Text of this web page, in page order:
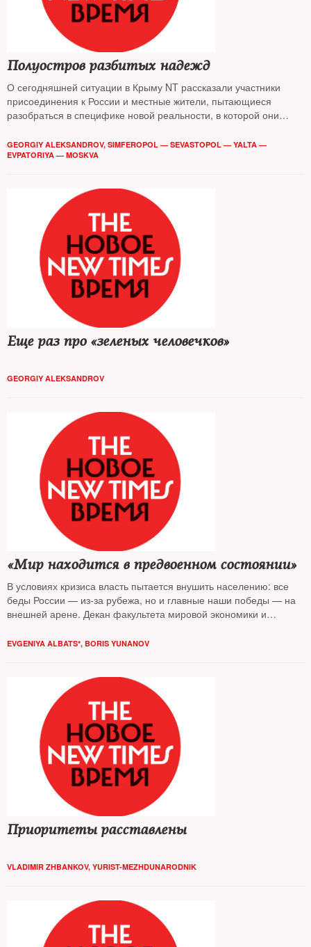
Полуостров разбитых надежд
О сегодняшней ситуации в Крыму NT рассказали участники
присоединения к России и местные жители, пытающиеся
разобраться в специфике новой реальности, в которой они
GEORGIY ALEKSANDROV, SIMFEROPOL — SEVASTOPOL — YALTA —
EVPATORIYA — MOSKVA
Еще раз про «зеленых человечков»
GEORGIY ALEKSANDROV
«Мир находится в предвоенном состоянии»
В условиях кризиса власть пытается внушить населению: все
беды России — из-за рубежа, но и главные наши победы — на
внешней арене. Декан факультета мировой экономики и
New Times готов доказывать, что, да, победы на внешнем
поражений» в экономике и внешней политике эксперт также
готов признать
EVGENIYA ALBATS*, BORIS YUNANOV
Приоритеты расставлены
VLADIMIR ZHBANKOV, YURIST-MEZHDUNARODNIK